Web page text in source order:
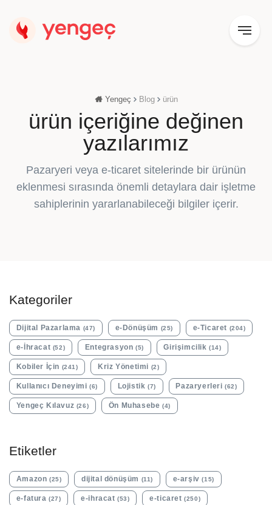
Yengeç Blog ürün
ürün içeriğine değinen
yazılarımız
Pazaryeri veya e-ticaret sitelerinde bir ürünün
eklenmesi sırasında önemli detaylara dair işletme
sahiplerinin yararlanabileceği bilgiler içerir.
Kategoriler
Dijital Pazarlama (47) e-Dönüşüm (25) e-Ticaret (204)
e-İhracat (52) Entegrasyon (5) Girişimcilik (14)
Kobiler İçin (241) Kriz Yönetimi (2)
Kullanıcı Deneyimi (6) Lojistik (7) Pazaryerleri (62)
Yengeç Kılavuz (26) Ön Muhasebe (4)
Etiketler
Amazon (25) dijital dönüşüm (11) e-arşiv (15)
e-fatura (27) e-ihracat (53) e-ticaret (250)